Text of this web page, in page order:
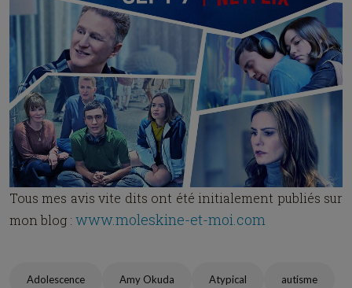
Tous mes avis vite dits ont été initialement publiés sur
mon blog : www.moleskine-et-moi.com
Adolescence Amy Okuda Atypical autisme